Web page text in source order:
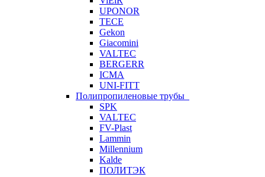
UPONOR
TECE
Gekon
Giacomini
VALTEC
BERGERR
ICMA
UNI-FITT
Полипропиленовые трубы
SPK
VALTEC
FV-Plast
Lammin
Millennium
Kalde
ПОЛИТЭК